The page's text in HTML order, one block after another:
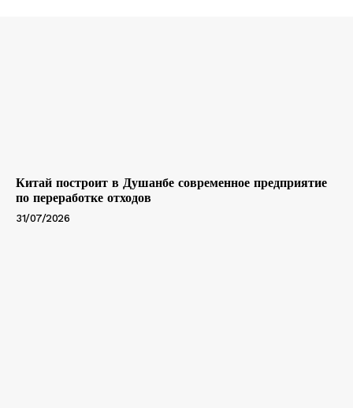
Китай построит в Душанбе современное предприятие
по переработке отходов
31/07/2026